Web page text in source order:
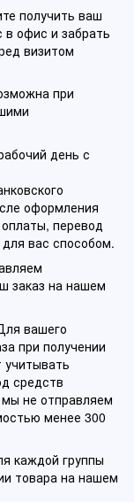
получить ваш
в офис и забрать
визитом
при
день с
оформления
перевод
вас способом.
заказ на нашем
вашего
при получении
учитывать
средств
не отправляем
менее 300
каждой группы
товара на нашем